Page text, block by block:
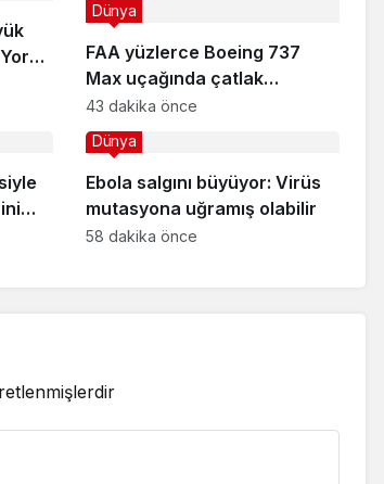
FAA yüzlerce Boeing 737
Max uçağında çatlak
incelemesi istedi
Dünya
43 dakika önce
Ebola salgını büyüyor: Virüs
mutasyona uğramış olabilir
Dünya
58 dakika önce